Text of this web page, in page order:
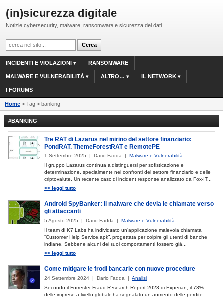
(in)sicurezza digitale
Notizie cybersecurity, malware, ransomware e sicurezza dei dati
INCIDENTI E VIOLAZIONI RANSOMWARE
MALWARE E VULNERABILITÀ ALTRO… IL NETWORK
I FORUMS
Home > Tag > banking
#BANKING
Tre RAT di Lazarus nel mirino del settore finanziario:
PondRAT, ThemeForestRAT e RemotePE
1 Settembre 2025 | Dario Fadda | Malware e Vulnerabilità
Il gruppo Lazarus continua a distinguersi per sofisticazione e
determinazione, specialmente nei confronti del settore finanziario e delle
criptovalute. Un recente caso di incident response analizzato da Fox-IT...
>> leggi tutto
Android SpyBanker: il malware che devia le chiamate verso
gli attaccanti
5 Agosto 2025 | Dario Fadda | Malware e Vulnerabilità
Il team di K7 Labs ha individuato un’applicazione malevola chiamata
“Customer Help Service.apk”, progettata per colpire gli utenti di banche
indiane. Sebbene alcuni dei suoi comportamenti fossero già...
>> leggi tutto
Come mitigare le frodi bancarie con nuove procedure
24 Settembre 2024 | Dario Fadda | Analisi
Secondo il Forrester Fraud Research Report 2023 di Experian, il 73%
delle imprese a livello globale ha segnalato un aumento delle perdite